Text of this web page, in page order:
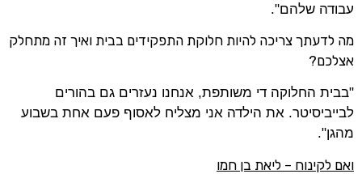
עבודה שלהם".
מה לדעתך צריכה להיות חלוקת התפקידים בבית ואיך זה מתחלק
אצלכם?
"בבית החלוקה די משותפת, אנחנו נעזרים גם בהורים
לבייביסיטר. את הילדה אני מצליח לאסוף פעם אחת בשבוע
מהגן".
ואם לקינוח – ליאת בן חמו